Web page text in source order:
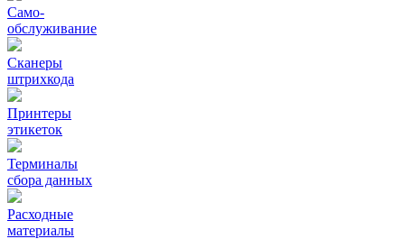
Само-
обслуживание
Сканеры
штрихкода
Принтеры
этикеток
Терминалы
сбора данных
Расходные
материалы